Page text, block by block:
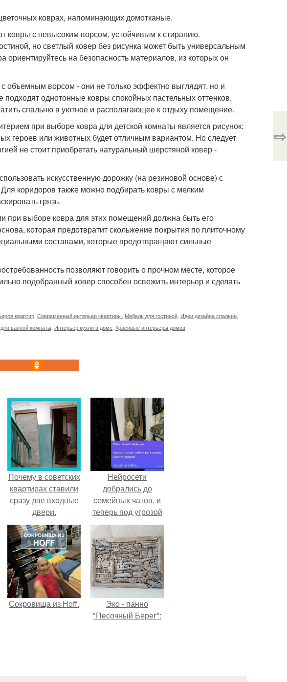
коврах, напоминающих домотканые.
с невысоким ворсом, устойчивым к стиранию.
но светлый ковер без рисунка может быть универсальным
на безопасность материалов, из которых он
объемным ворсом - они не только эффектно выглядят, но и
однотонные ковры спокойных пастельных оттенков,
спальню в уютное и располагающее к отдыху помещение.
при выборе ковра для детской комнаты является рисунок:
героев или животных будет отличным вариантом. Но следует
не стоит приобретать натуральный шерстяной ковер -
искусственную дорожку (на резиновой основе) с
коридоров также можно подбирать ковры с мелким
грязь.
при выборе ковра для этих помещений должна быть его
которая предотвратит скольжение покрытия по плиточному
составами, которые предотвращают сильные
позволяют говорить о прочном месте, которое
подобранный ковер способен освежить интерьер и сделать
квартир Современный интерьер квартиры Мебель для гостиной Идеи дизайна спальни
ванной комнаты Интерьер кухни в доме Красивые интерьеры домов
⇨
Почему в советских
квартирах ставили
сразу две входные
двери.
Нейросети
добрались до
семейных чатов, и
теперь под угрозой
мамины нервы.
Сокровища из Hoff.
Эко - панно
"Песочный Берег":